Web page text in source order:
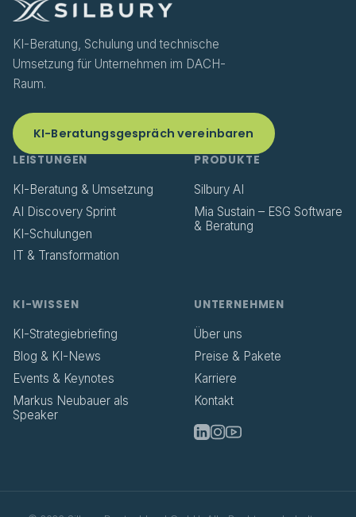
KI-Beratung, Schulung und technische
Umsetzung für Unternehmen im DACH-
Raum.
KI-Beratungsgespräch vereinbaren
LEISTUNGEN
KI-Beratung & Umsetzung
AI Discovery Sprint
KI-Schulungen
IT & Transformation
PRODUKTE
Silbury AI
Mia Sustain – ESG Software
& Beratung
KI-WISSEN
KI-Strategiebriefing
Blog & KI-News
Events & Keynotes
Markus Neubauer als
Speaker
UNTERNEHMEN
Über uns
Preise & Pakete
Karriere
Kontakt